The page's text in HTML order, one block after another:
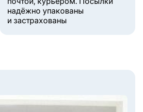
надёжно упакованы
и застрахованы